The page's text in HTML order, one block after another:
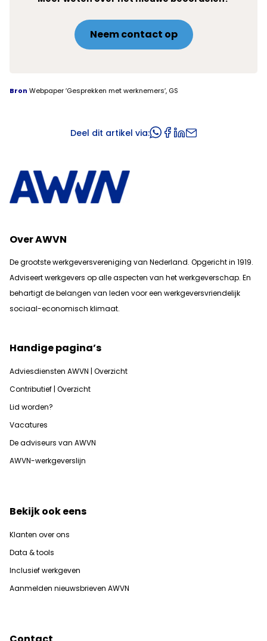
Neem contact op
Bron Webpaper ′Gesprekken met werknemers′, GS
Deel dit artikel via:
Over AWVN
De grootste werkgeversvereniging van Nederland. Opgericht in 1919.
Adviseert werkgevers op alle aspecten van het werkgeverschap. En
behartigt de belangen van leden voor een werkgeversvriendelijk
sociaal-economisch klimaat.
Handige pagina’s
Adviesdiensten AWVN | Overzicht
Contributief | Overzicht
Lid worden?
Vacatures
De adviseurs van AWVN
AWVN-werkgeverslijn
Bekijk ook eens
Klanten over ons
Data & tools
Inclusief werkgeven
Aanmelden nieuwsbrieven AWVN